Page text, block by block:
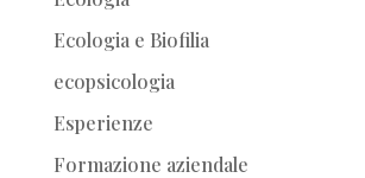
Ecologia e Biofilia
ecopsicologia
Esperienze
Formazione aziendale